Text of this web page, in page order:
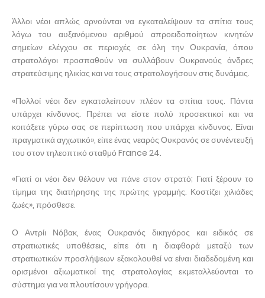
Άλλοι νέοι απλώς αρνούνται να εγκαταλείψουν τα σπίτια τους
λόγω του αυξανόμενου αριθμού απροειδοποίητων κινητών
σημείων ελέγχου σε περιοχές σε όλη την Ουκρανία, όπου
στρατολόγοι προσπαθούν να συλλάβουν Ουκρανούς άνδρες
στρατεύσιμης ηλικίας και να τους στρατολογήσουν στις δυνάμεις.
«Πολλοί νέοι δεν εγκαταλείπουν πλέον τα σπίτια τους. Πάντα
υπάρχει κίνδυνος. Πρέπει να είστε πολύ προσεκτικοί και να
κοιτάξετε γύρω σας σε περίπτωση που υπάρχει κίνδυνος. Είναι
πραγματικά αγχωτικό», είπε ένας νεαρός Ουκρανός σε συνέντευξή
του στον τηλεοπτικό σταθμό France 24.
«Γιατί οι νέοι δεν θέλουν να πάνε στον στρατό; Γιατί ξέρουν το
τίμημα της διατήρησης της πρώτης γραμμής. Κοστίζει χιλιάδες
ζωές», πρόσθεσε.
Ο Αντρίι Νόβακ, ένας Ουκρανός δικηγόρος και ειδικός σε
στρατιωτικές υποθέσεις, είπε ότι η διαφθορά μεταξύ των
στρατιωτικών προσλήψεων εξακολουθεί να είναι διαδεδομένη και
ορισμένοι αξιωματικοί της στρατολογίας εκμεταλλεύονται το
σύστημα για να πλουτίσουν γρήγορα.